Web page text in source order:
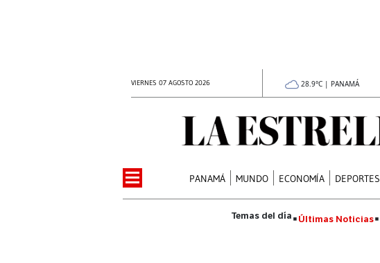
VIERNES 07 AGOSTO 2026 28.9°C | PANAMÁ
PANAMÁ MUNDO ECONOMÍA DEPORTES
Últimas Noticias